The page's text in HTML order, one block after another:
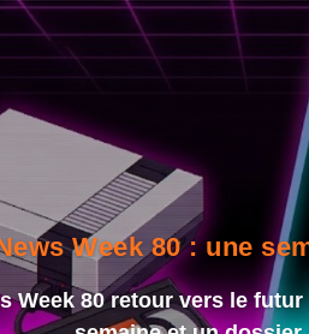
Week 80 : une
Week 80 retour vers le